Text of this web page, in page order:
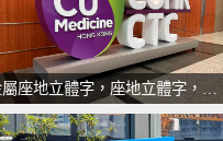
金屬座地立體字，座地立體字，大型立體字擺設，立體logo擺設，立體字製作，訂製立體字